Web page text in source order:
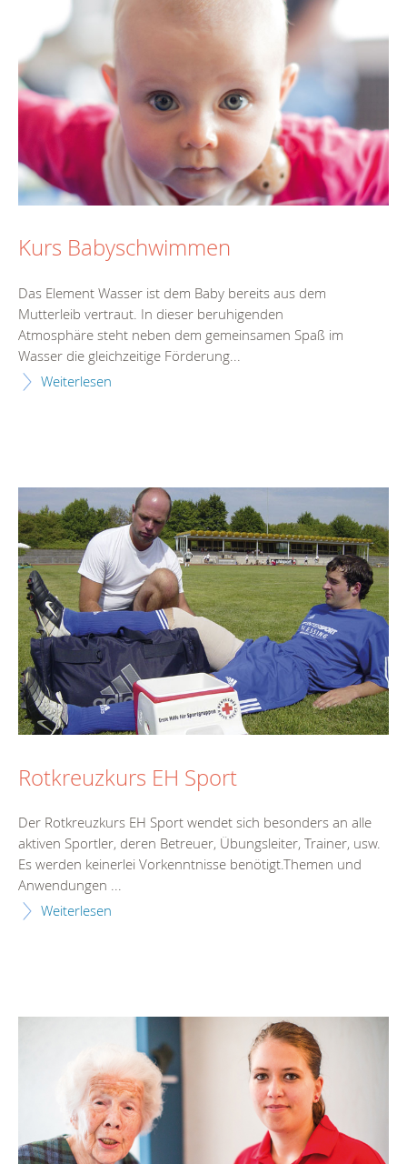
Kurs Babyschwimmen
Das Element Wasser ist dem Baby bereits aus dem
Mutterleib vertraut. In dieser beruhigenden
Atmosphäre steht neben dem gemeinsamen Spaß im
Wasser die gleichzeitige Förderung...
Weiterlesen
Rotkreuzkurs EH Sport
Der Rotkreuzkurs EH Sport wendet sich besonders an alle
aktiven Sportler, deren Betreuer, Übungsleiter, Trainer, usw.
Es werden keinerlei Vorkenntnisse benötigt.Themen und
Anwendungen ...
Weiterlesen